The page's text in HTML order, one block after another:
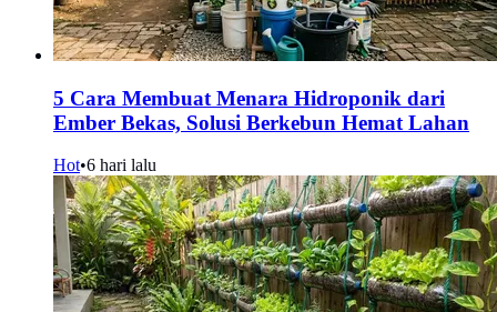
5 Cara Membuat Menara Hidroponik dari
Ember Bekas, Solusi Berkebun Hemat Lahan
Hot•6 hari lalu